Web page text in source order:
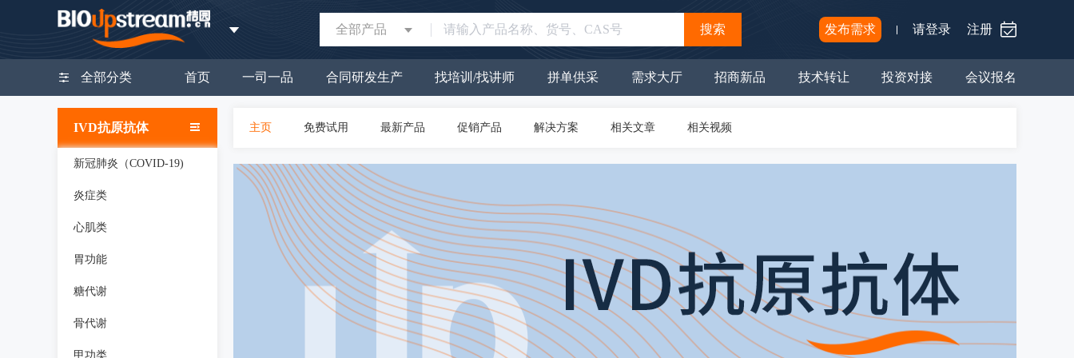
全部产品 搜索 发布需求 请登录 注册
全部分类 首页 一司一品 合同研发生产 找培训/找讲师 拼单供采 需求大厅 招商新品 技术转让 投资对接 会议报名
IVD抗原抗体
新冠肺炎（COVID-19)
炎症类
心肌类
胃功能
糖代谢
骨代谢
甲功类
主页 免费试用 最新产品 促销产品 解决方案 相关文章 相关视频